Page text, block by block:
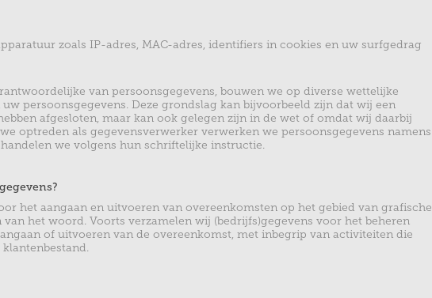
zoals IP-adres, MAC-adres, identifiers in cookies en uw surfgedrag
van persoonsgegevens, bouwen we op diverse wettelijke
persoonsgegevens. Deze grondslag kan bijvoorbeeld zijn dat wij een
afgesloten, maar kan ook gelegen zijn in de wet of omdat wij daarbij
optreden als gegevensverwerker verwerken we persoonsgegevens namens
we volgens hun schriftelijke instructie.
het aangaan en uitvoeren van overeenkomsten op het gebied van grafische
het woord. Voorts verzamelen wij (bedrijfs)gegevens voor het beheren
of uitvoeren van de overeenkomst, met inbegrip van activiteiten die